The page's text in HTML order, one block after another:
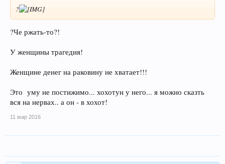
?
?Че ржать-то?!
У женщины трагедия!
Женщине денег на раковину не хватает!!!
Это уму не постижимо... хохотун у него... я можно сказть
вся на нервах.. а он - в хохот!
11 мар 2016